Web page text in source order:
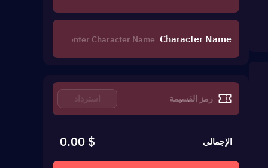
Character Name
استرداد
الإجمالي $ 0.00